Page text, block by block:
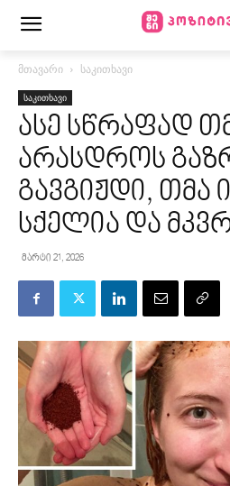
მთავარი საკითხავი
საკითხავი
ასე სწრაფად
არასდროს
გავგიჟდი, თმა
სქელია და
მარტი 21, 2026